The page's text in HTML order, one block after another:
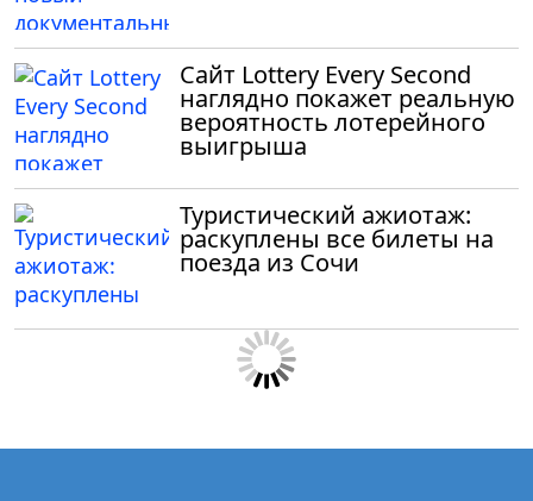
Сайт Lottery Every Second
наглядно покажет реальную
вероятность лотерейного
выигрыша
Туристический ажиотаж:
раскуплены все билеты на
поезда из Сочи